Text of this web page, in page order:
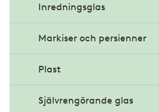
Inredningsglas
Markiser och persienner
Plast
Självrengörande glas